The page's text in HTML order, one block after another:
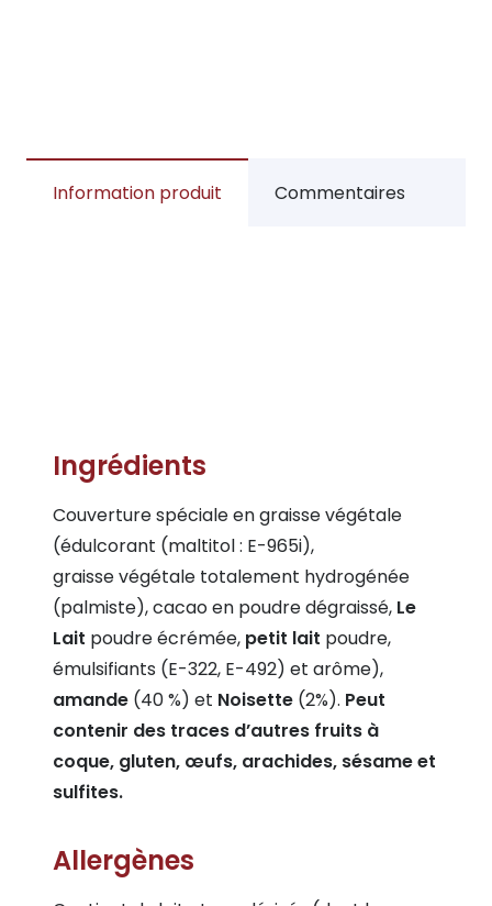
Information produit Commentaires
Ingrédients
Couverture spéciale en graisse végétale
(édulcorant (maltitol : E-965i),
graisse végétale totalement hydrogénée
(palmiste), cacao en poudre dégraissé, Le
Lait poudre écrémée, petit lait poudre,
émulsifiants (E-322, E-492) et arôme),
amande (40 %) et Noisette (2%). Peut
contenir des traces d’autres fruits à
coque, gluten, œufs, arachides, sésame et
sulfites.
Allergènes